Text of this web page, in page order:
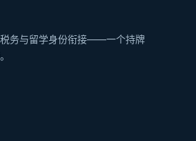
务与留学身份衔接——一个持牌